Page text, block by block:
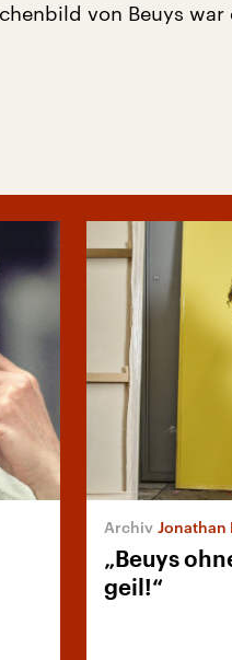
von Beuys war
Jonathan
„Beuys
geil!“